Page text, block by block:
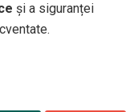
și a siguranței